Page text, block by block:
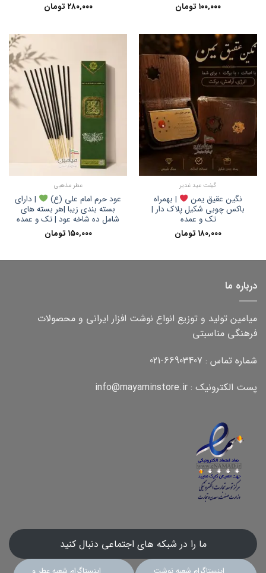
۱۰۰,۰۰۰ تومان
۲۸۰,۰۰۰ تومان
گیفت عید غدیر
نگین عقیق یمن
| بهمراه
باکس چوبی شکیل پلاک دار |
تک و عمده
۱۸۰,۰۰۰ تومان
عطر مذهبی
عود حرم امام علی (ع)
| دارای
بسته بندی زیبا |هر بسته های
شامل ده شاخه عود | تک و عمده
۱۵۰,۰۰۰ تومان
درباره ما
میامین تولید و توزیع انواع نوشت افزار ایرانی و محصولات
فرهنگی مناسبتی
شماره تماس : 66903407-021
پست الکترونیک : info@mayaminstore.ir
ما را در شبکه های اجتماعی دنبال کنید